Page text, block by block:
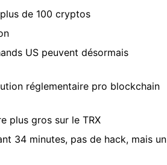
de 100 cryptos
US peuvent désormais
réglementaire pro blockchain
plus gros sur le TRX
34 minutes, pas de hack, mais un